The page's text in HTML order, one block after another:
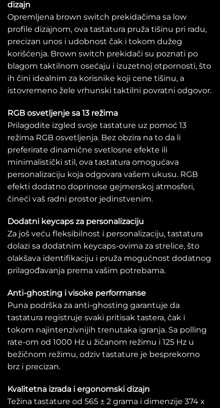
dizajn
Opremljena brown switch prekidačima sa low
profile dizajnom, ova tastatura pruža tišinu pri radu,
precizan unos i udobnost čak i tokom dužeg
korišćenja. Brown switch prekidači su poznati po
blagom taktilnom osećaju i izuzetnoj otpornosti, što
ih čini idealnim za korisnike koji cene tišinu, a
istovremeno žele vrhunski taktilni povratni odgovor.
RGB osvetljenje sa 13 režima
Prilagodite izgled svoje tastature uz pomoć 13
režima RGB osvetljenja. Bez obzira na to da li
preferirate dinamične svetlosne efekte ili
minimalistički stil, ova tastatura omogućava
personalizaciju koja odgovara vašem ukusu. RGB
efekti dodatno doprinose gejmerskoj atmosferi,
čineći vaš radni prostor jedinstvenim.
Dodatni keycaps za personalizaciju
Za još veću fleksibilnost i personalizaciju, tastatura
dolazi sa dodatnim keycaps-ovima za strelice, što
olakšava identifikaciju i pruža mogućnost dodatnog
prilagođavanja prema vašim potrebama.
Anti-ghosting i visoke performanse
Puna podrška za anti-ghosting garantuje da
tastatura registruje svaki pritisak tastera, čak i
tokom najintenzivnijih trenutaka igranja. Sa polling
rate-om od 1000 Hz u žičanom režimu i 125 Hz u
bežičnom režimu, odziv tastature je besprekorno
brz i precizan.
Kvalitetna izrada i ergonomski dizajn
Težina tastature od 565 ± 2 grama i dimenzije 374 x